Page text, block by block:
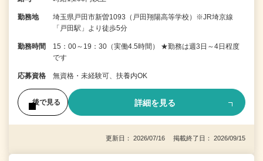
勤務地
埼玉県戸田市新曽1093（戸田翔陽高等学校）※JR埼京線
「戸田駅」より徒歩5分
勤務時間
15：00～19：30（実働4.5時間） ★勤務は週3日～4日程度
です
応募資格 無資格・未経験可、扶養内OK
後で見る 詳細を見る
更新日： 2026/07/16 掲載終了日： 2026/09/15